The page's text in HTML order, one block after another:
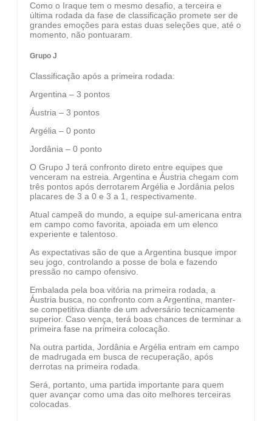
Como o Iraque tem o mesmo desafio, a terceira e
última rodada da fase de classificação promete ser de
grandes emoções para estas duas seleções que, até o
momento, não pontuaram.
Grupo J
Classificação após a primeira rodada:
Argentina – 3 pontos
Áustria – 3 pontos
Argélia – 0 ponto
Jordânia – 0 ponto
O Grupo J terá confronto direto entre equipes que
venceram na estreia. Argentina e Áustria chegam com
três pontos após derrotarem Argélia e Jordânia pelos
placares de 3 a 0 e 3 a 1, respectivamente.
Atual campeã do mundo, a equipe sul-americana entra
em campo como favorita, apoiada em um elenco
experiente e talentoso.
As expectativas são de que a Argentina busque impor
seu jogo, controlando a posse de bola e fazendo
pressão no campo ofensivo.
Embalada pela boa vitória na primeira rodada, a
Áustria busca, no confronto com a Argentina, manter-
se competitiva diante de um adversário tecnicamente
superior. Caso vença, terá boas chances de terminar a
primeira fase na primeira colocação.
Na outra partida, Jordânia e Argélia entram em campo
de madrugada em busca de recuperação, após
derrotas na primeira rodada.
Será, portanto, uma partida importante para quem
quer avançar como uma das oito melhores terceiras
colocadas.